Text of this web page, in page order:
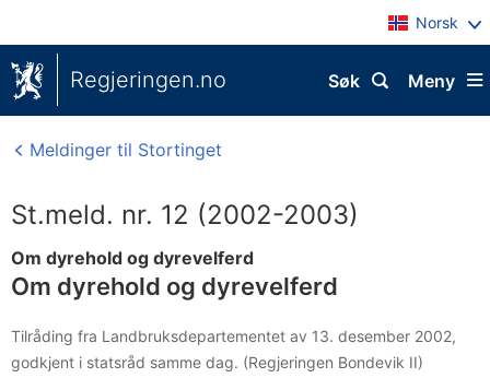
Norsk
Regjeringen.no Meny
Søk
Meldinger til Stortinget
St.meld. nr. 12 (2002-2003)
Om dyrehold og dyrevelferd
Om dyrehold og dyrevelferd
Tilråding fra Landbruksdepartementet av 13. desember 2002,
godkjent i statsråd samme dag. (Regjeringen Bondevik II)